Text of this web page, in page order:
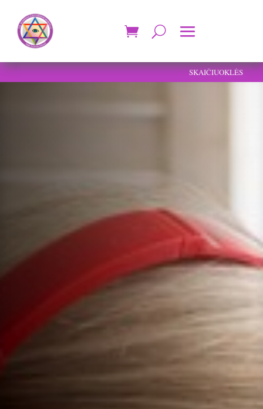
SKAIČIUOKLĖS